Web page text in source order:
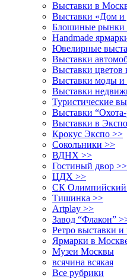
Выставки в
Выставки «Дом и
Блошиные рынки
Handmade
Ювелирные
Выставки
Выставки цветов
Выставки моды и
Выставки
Туристические
Выставки
Выставки в
Крокус Экспо >>
Сокольники >>
ВДНХ >>
Гостиный двор >>
ЦДХ >>
СК
Тишинка >>
Artplay >>
Завод “Флакон”
Ретро выставки и
Ярмарки в
Музеи Москвы
всячина всякая
Все рубрики